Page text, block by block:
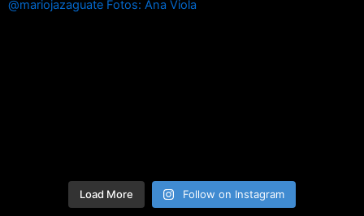
Load More Follow on Instagram